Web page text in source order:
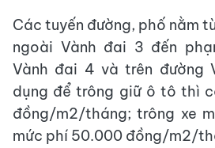
Các tuyến đường, phố nằm
ngoài Vành đai 3 đến
Vành đai 4 và trên đường
dụng để trông giữ ô tô thì
đồng/m2/tháng; trông xe
mức phí 50.000 đồng/m2/